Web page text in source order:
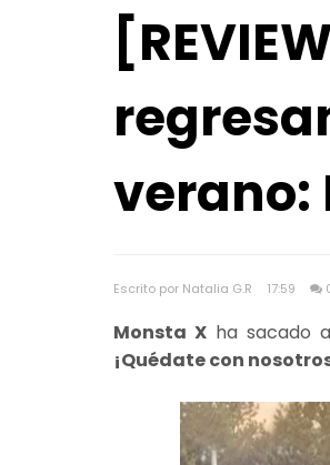
verano:
Escrito por Natalia G.R 17:59
Monsta X ha sacado
¡Quédate con